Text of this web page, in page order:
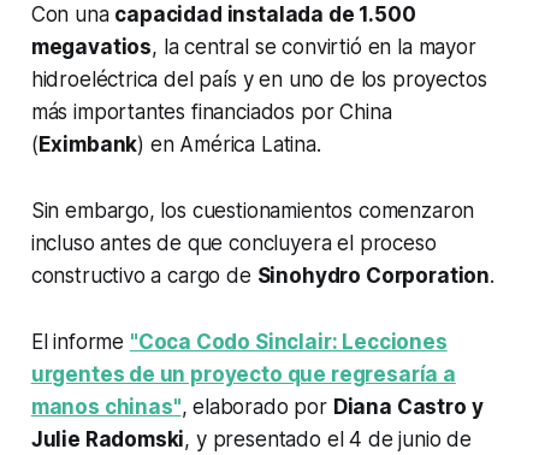
Con una capacidad instalada de 1.500
megavatios, la central se convirtió en la mayor
hidroeléctrica del país y en uno de los proyectos
más importantes financiados por China
(Eximbank) en América Latina.
Sin embargo, los cuestionamientos comenzaron
incluso antes de que concluyera el proceso
constructivo a cargo de Sinohydro Corporation.
El informe "Coca Codo Sinclair: Lecciones
urgentes de un proyecto que regresaría a
manos chinas", elaborado por Diana Castro y
Julie Radomski, y presentado el 4 de junio de